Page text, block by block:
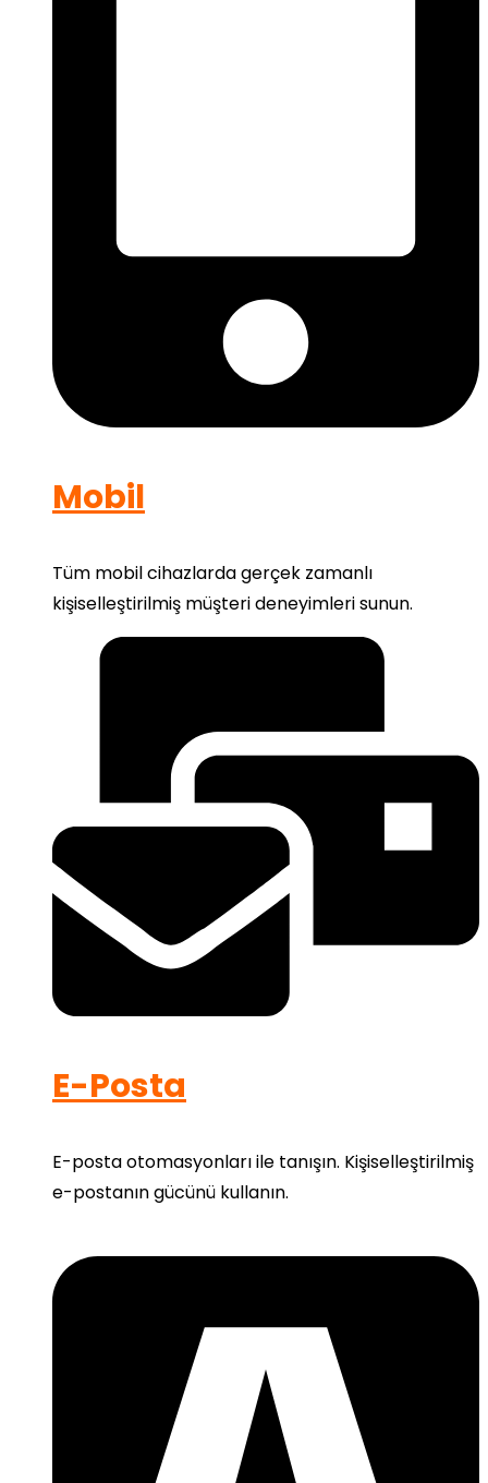
Mobil
Tüm mobil cihazlarda gerçek zamanlı
kişiselleştirilmiş müşteri deneyimleri sunun.
E-Posta
E-posta otomasyonları ile tanışın. Kişiselleştirilmiş
e-postanın gücünü kullanın.